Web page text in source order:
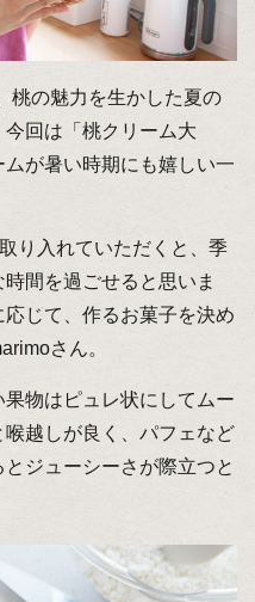
桃の魅力を生かした夏の
回は「桃クリーム大
が暑い時期にも嬉しい一
り入れていただくと、季
間を過ごせると思いま
じて、作るお菓子を決め
さん。
物はピュレ状にしてムー
越しが良く、パフェなど
ジューシーさが際立つと